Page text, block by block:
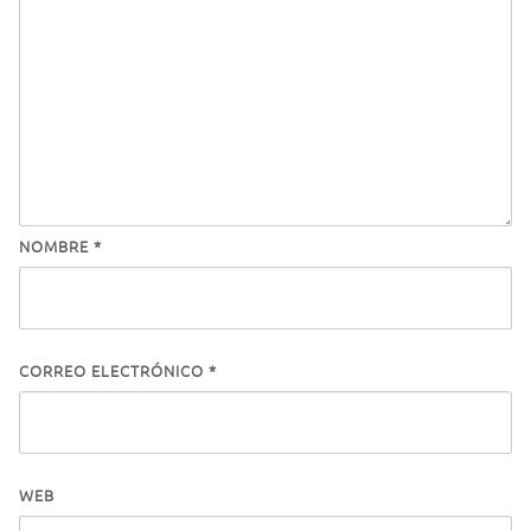
NOMBRE *
CORREO ELECTRÓNICO *
WEB